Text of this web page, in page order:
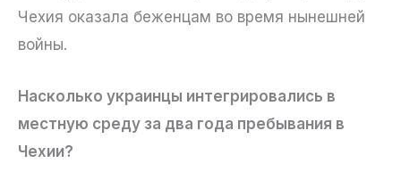
Чехия оказала беженцам во время нынешней
войны.
Насколько украинцы интегрировались в
местную среду за два года пребывания в
Чехии?